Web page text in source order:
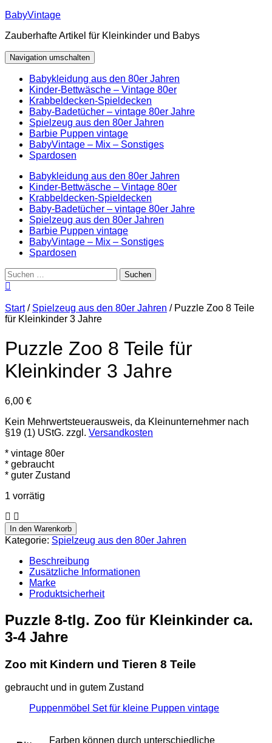
Zum
springen
BabyVintage
Zauberhafte Artikel für Kleinkinder und Babys
Navigation umschalten
Babykleidung aus den 80er Jahren
Kinder-Bettwäsche – Vintage 80er
Krabbeldecken-Spieldecken
Baby-Badetücher – vintage 80er Jahre
Spielzeug aus den 80er Jahren
Barbie Puppen vintage
BabyVintage – Mix – Sonstiges
Spardosen
Babykleidung aus den 80er Jahren
Kinder-Bettwäsche – Vintage 80er
Krabbeldecken-Spieldecken
Baby-Badetücher – vintage 80er Jahre
Spielzeug aus den 80er Jahren
Barbie Puppen vintage
BabyVintage – Mix – Sonstiges
Spardosen
Suchen
nach:
Start/ Spielzeug aus den 80er Jahren / Puzzle Zoo 8 Teile
für Kleinkinder 3 Jahre
Puzzle Zoo 8 Teile für
Kleinkinder 3 Jahre
6,00 €
Kein Mehrwertsteuerausweis, da Kleinunternehmer nach
§19 (1) UStG. zzgl. Versandkosten
* vintage 80er
* gebraucht
* guter Zustand
1 vorrätig
Puzzle
Zoo
8
Kleinkinder
Jahre
In den Warenkorb
Kategorie: Spielzeug aus den 80er Jahren
Beschreibung
Zusätzliche Informationen
Marke
Produktsicherheit
Puzzle 8-tlg. Zoo für Kleinkinder ca.
3-4 Jahre
Zoo mit Kindern und Tieren 8 Teile
gebraucht und in gutem Zustand
Puppenmöbel Set für kleine Puppen vintage
Farben können durch unterschiedliche